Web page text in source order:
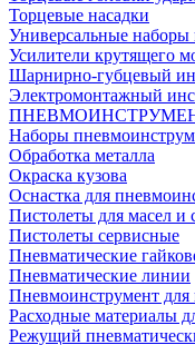
Торцевые насадки
Универсальные наборы
Усилители крутящего
Шарнирно-губцевый
Электромонтажный
Наборы
Обработка металла
Окраска кузова
Оснастка для
Пистолеты для масел и
Пистолеты сервисные
Пневматические
Пневматические линии
Пневмоинструмент для
Расходные материалы
Режущий